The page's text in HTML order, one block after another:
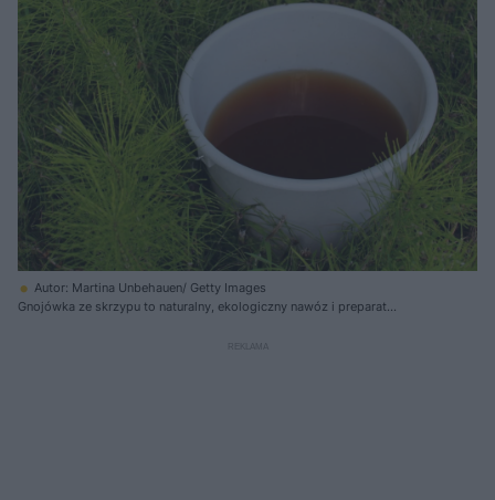
Autor: Martina Unbehauen/ Getty Images
Gnojówka ze skrzypu to naturalny, ekologiczny nawóz i preparat